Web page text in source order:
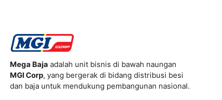
Mega Baja adalah unit bisnis di bawah naungan
MGI Corp, yang bergerak di bidang distribusi besi
dan baja untuk mendukung pembangunan nasional.